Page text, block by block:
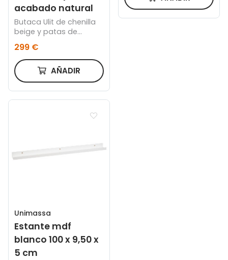
acabado natural
Butaca Ulit de chenilla
beige y patas de
acabado natural
299 €
AÑADIR
Unimassa
Estante mdf
blanco 100 x 9,50 x
5 cm